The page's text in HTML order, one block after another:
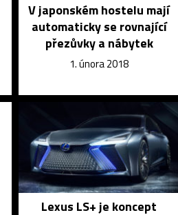
V japonském hostelu mají
automaticky se rovnající
přezůvky a nábytek
1. února 2018
Lexus LS+ je koncept